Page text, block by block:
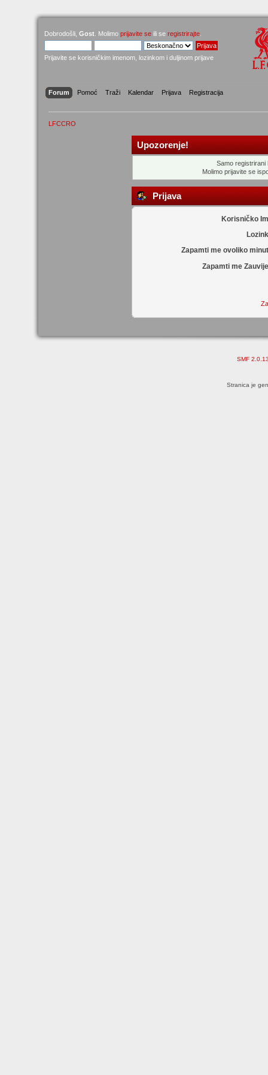
Dobrodošli, Gost . Molimo prijavite se ili se registrirajte
Prijavite se korisničkim imenom, lozinkom i duljinom prijave
Forum Pomoć Traži Kalendar Prijava Registracija
LFCCRO
Upozorenje!
Samo registrirani
Molimo prijavite se
Prijava
Korisničko
Zapamti me ovoliko
Zapamti me
SMF
Stranica je